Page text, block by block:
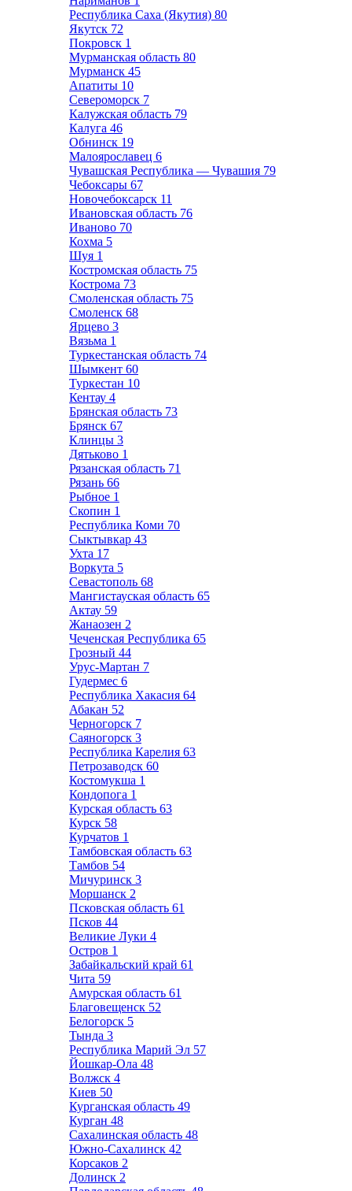
Республика Саха (Якутия) 80
Якутск 72
Покровск 1
Мурманская область 80
Мурманск 45
Апатиты 10
Североморск 7
Калужская область 79
Калуга 46
Обнинск 19
Малоярославец 6
Чувашская Республика — Чувашия 79
Чебоксары 67
Новочебоксарск 11
Ивановская область 76
Иваново 70
Кохма 5
Шуя 1
Костромская область 75
Кострома 73
Смоленская область 75
Смоленск 68
Ярцево 3
Вязьма 1
Туркестанская область 74
Шымкент 60
Туркестан 10
Кентау 4
Брянская область 73
Брянск 67
Клинцы 3
Дятьково 1
Рязанская область 71
Рязань 66
Рыбное 1
Скопин 1
Республика Коми 70
Сыктывкар 43
Ухта 17
Воркута 5
Севастополь 68
Мангистауская область 65
Актау 59
Жанаозен 2
Чеченская Республика 65
Грозный 44
Урус-Мартан 7
Гудермес 6
Республика Хакасия 64
Абакан 52
Черногорск 7
Саяногорск 3
Республика Карелия 63
Петрозаводск 60
Костомукша 1
Кондопога 1
Курская область 63
Курск 58
Курчатов 1
Тамбовская область 63
Тамбов 54
Мичуринск 3
Моршанск 2
Псковская область 61
Псков 44
Великие Луки 4
Остров 1
Забайкальский край 61
Чита 59
Амурская область 61
Благовещенск 52
Белогорск 5
Тында 3
Республика Марий Эл 57
Йошкар-Ола 48
Волжск 4
Киев 50
Курганская область 49
Курган 48
Сахалинская область 48
Южно-Сахалинск 42
Корсаков 2
Долинск 2